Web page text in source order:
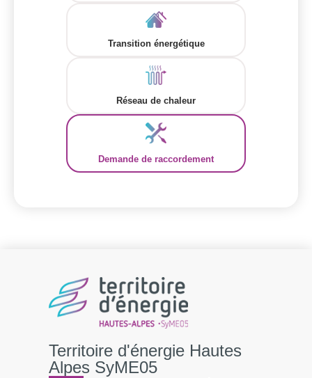
Transition énergétique
Réseau de chaleur
Demande de raccordement
Territoire d'énergie Hautes
Alpes SyME05